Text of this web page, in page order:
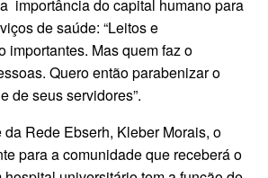
importância do capital humano para
de saúde: “Leitos e
importantes. Mas quem faz o
Quero então parabenizar o
de seus servidores”.
Rede Ebserh, Kleber Morais, o
para a comunidade que receberá o